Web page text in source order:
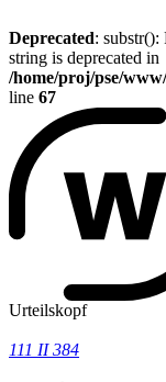
Deprecated: substr():
string is deprecated in
/home/proj/pse/
line 67
Urteilskopf
111 II 384